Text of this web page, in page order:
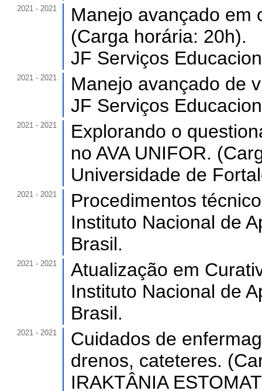
2021 - 2021
Manejo avançado em
(Carga horária: 20h).
JF Serviços
2021 - 2021
Manejo avançado de
JF Serviços
2021 - 2021
Explorando o
no AVA UNIFOR.
Universidade de
2021 - 2021
Procedimentos
Instituto Nacional de
Brasil.
2021 - 2021
Atualização em
Instituto Nacional de
Brasil.
2021 - 2021
Cuidados de
drenos, cateteres.
IRAKTÂNIA